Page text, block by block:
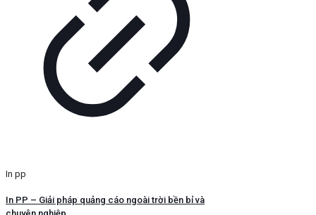
In pp
In PP – Giải pháp quảng cáo ngoài trời bền bỉ và